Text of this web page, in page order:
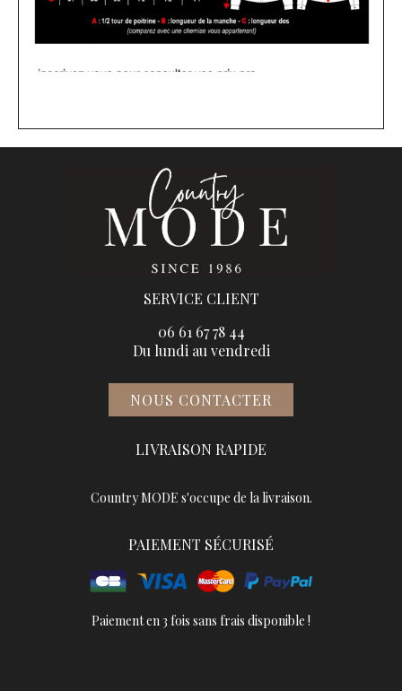
SERVICE CLIENT
06 61 67 78 44
Du lundi au vendredi
NOUS CONTACTER
LIVRAISON RAPIDE
Country MODE s'occupe de la livraison.
PAIEMENT SÉCURISÉ
Paiement en 3 fois sans frais disponible !